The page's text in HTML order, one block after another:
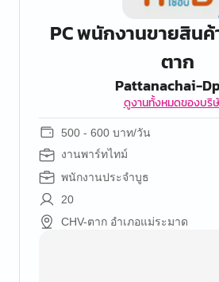
PC พนักงานขายสินค้
ตาก
Pattanachai-
ดูงานทั้งหมดของบริ
500 - 600 บาท/วัน
งานพาร์ทไทม์
พนักงานประจำบูธ
20
CHV-ตาก อำเภอแม่ระมาด